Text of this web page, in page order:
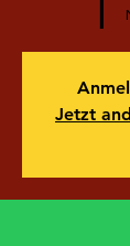
Jetzt